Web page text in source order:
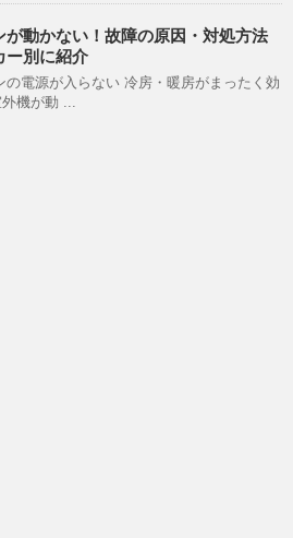
が動かない！故障の原因・対処方法
ー別に紹介
の電源が入らない 冷房・暖房がまったく効
機が動 ...